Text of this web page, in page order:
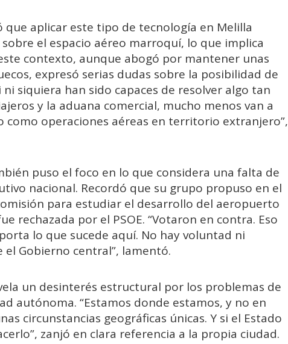
aplicar este tipo de tecnología en Melilla
el espacio aéreo marroquí, lo que implica
contexto, aunque abogó por mantener unas
expresó serias dudas sobre la posibilidad de
ni siquiera han sido capaces de resolver algo tan
y la aduana comercial, mucho menos van a
como operaciones aéreas en territorio extranjero”,
puso el foco en lo que considera una falta de
nacional. Recordó que su grupo propuso en el
para estudiar el desarrollo del aeropuerto
rechazada por el PSOE. “Votaron en contra. Eso
lo que sucede aquí. No hay voluntad ni
Gobierno central”, lamentó.
un desinterés estructural por los problemas de
autónoma. “Estamos donde estamos, y no en
circunstancias geográficas únicas. Y si el Estado
zanjó en clara referencia a la propia ciudad.